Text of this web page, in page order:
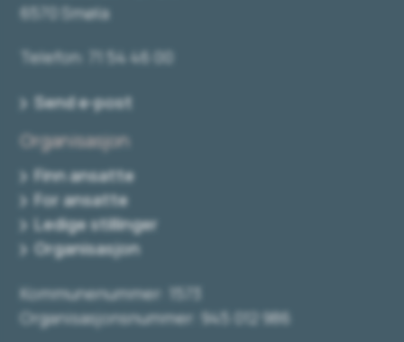
6570 Smøla
Telefon: 71 54 46 00
Send e-post
Organisasjon
Finn ansatte
For ansatte
Ledige stillinger
Organisasjon
Kommunenummer: 1573
Organisasjonsnummer: 945 012 986